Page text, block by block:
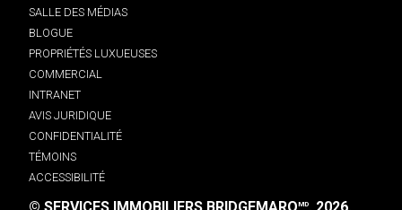
SALLE DES MÉDIAS
BLOGUE
PROPRIÉTÉS LUXUEUSES
COMMERCIAL
INTRANET
AVIS JURIDIQUE
CONFIDENTIALITÉ
TÉMOINS
ACCESSIBILITÉ
MD